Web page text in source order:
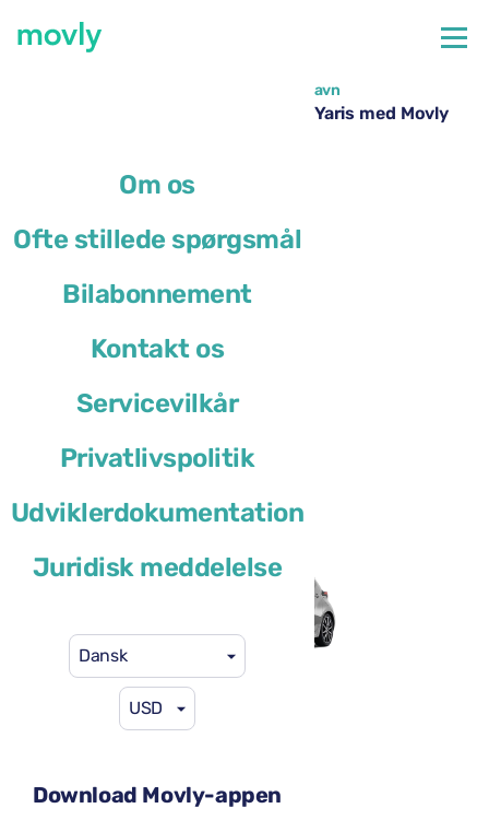
Om os
Ofte stillede spørgsmål
Bilabonnement
Kontakt os
Servicevilkår
Privatlivspolitik
Udviklerdokumentation
Juridisk meddelelse
Dansk
USD
Download Movly-appen
Alle tilgængelige biler i Lissabon Lufthavn
Billeje i Lissabon Lufthavn – Toyota Yaris med Movly
eller lignende
29 US$ pr. dag
Automatgear
5 sæder